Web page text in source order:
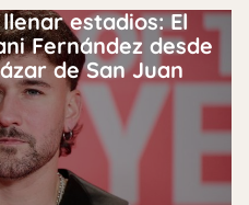
estadios: El
Fernández desde
de San Juan